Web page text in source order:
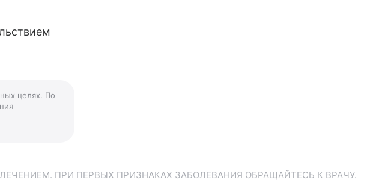
целях. По
ПРИ ПЕРВЫХ ПРИЗНАКАХ ЗАБОЛЕВАНИЯ ОБРАЩАЙТЕСЬ К ВРАЧУ.